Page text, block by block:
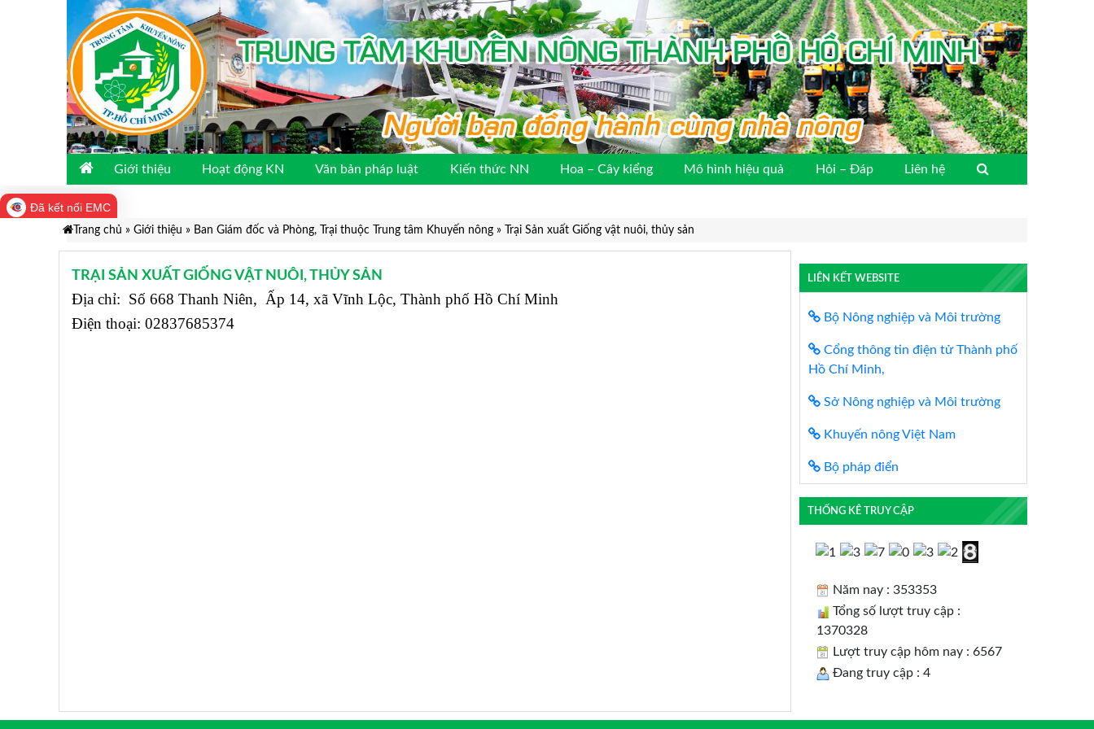
Giới thiệu Hoạt động KN Văn bản pháp luật Kiến thức NN Hoa – Cây kiểng Mô hình hiệu quả Hỏi – Đáp Liên hệ
Đã kết nối EMC
Trang chủ » Giới thiệu » Ban Giám đốc và Phòng, Trại thuộc Trung tâm Khuyến nông» Trại Sản xuất Giống vật nuôi, thủy sản
TRẠI SẢN XUẤT GIỐNG VẬT NUÔI, THỦY SẢN
Địa chỉ: Số 668 Thanh Niên, Ấp 14, xã Vĩnh Lộc, Thành phố Hồ Chí Minh
Điện thoại: 02837685374
LIÊN KẾT WEBSITE
Bộ Nông nghiệp và Môi trường
Cổng thông tin điện tử Thành phố
Hồ Chí Minh,
Sở Nông nghiệp và Môi trường
Khuyến nông Việt Nam
Bộ pháp điển
THỐNG KÊ TRUY CẬP
Năm nay : 353353
Tổng số lượt truy cập :
1370328
Lượt truy cập hôm nay : 6567
Đang truy cập : 4